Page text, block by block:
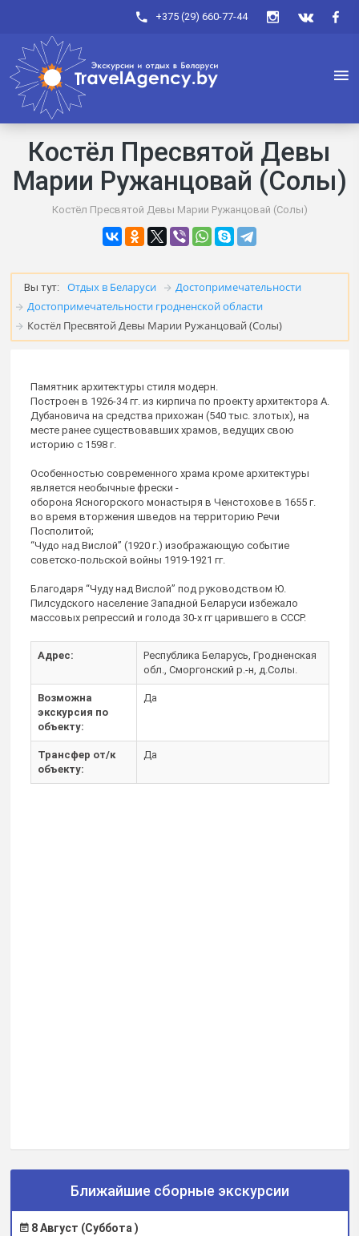
+375 (29) 660-77-44
Костёл Пресвятой Девы
Марии Ружанцовай (Солы)
Костёл Пресвятой Девы Марии Ружанцовай (Солы)
Вы тут: Отдых в Беларуси
Достопримечательности
Достопримечательности гродненской области
Костёл Пресвятой Девы Марии Ружанцовай (Солы)
Памятник архитектуры стиля модерн.
Построен в 1926-34 гг. из кирпича по проекту архитектора А.
Дубановича на средства прихожан (540 тыс. злотых), на
месте ранее существовавших храмов, ведущих свою
историю с 1598 г.
Особенностью современного храма кроме архитектуры
является необычные фрески -
оборона Ясногорского монастыря в Ченстохове в 1655 г.
во время вторжения шведов на территорию Речи
Посполитой;
“Чудо над Вислой” (1920 г.) изображающую событие
советско-польской войны 1919-1921 гг.
Благодаря “Чуду над Вислой” под руководством Ю.
Пилсудского население Западной Беларуси избежало
массовых репрессий и голода 30-х гг царившего в СССР.
Адрес:
Республика Беларусь, Гродненская
обл., Сморгонский р.-н, д.Солы.
Возможна
экскурсия по
объекту:
Да
Трансфер от/к
объекту:
Да
Ближайшие сборные экскурсии
8 Август (Суббота )